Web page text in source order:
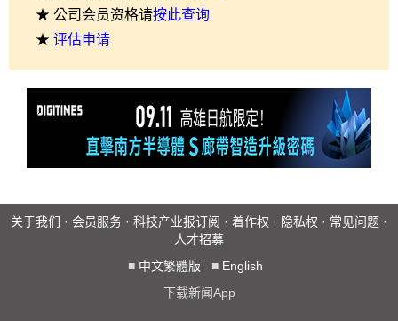
★ 公司会员资格请按此查询
★ 评估申请
关于我们 · 会员服务 · 科技产业报订阅 · 着作权 · 隐私权 · 常见问题 ·
人才招募
■ 中文繁體版 ■ English
下载新闻App